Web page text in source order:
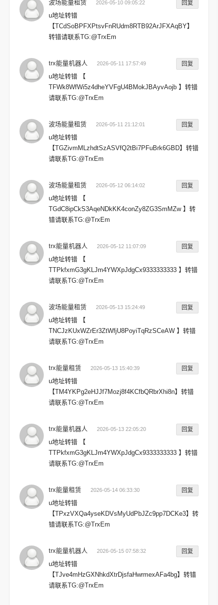
波场能量租赁 2026-05-10 09:05:22 回复
u地址转错
【TCdSoBPFXPtsvFnRUdm8RTB92ArJFXAqBY】
转错请联系TG:@TrxEm
trx能量机器人 2026-05-11 17:57:49 回复
u地址转错 【
TFWk8WfWi5z4dheYVFgU4BMokJBAyvAojb 】转错
请联系TG:@TrxEm
波场能量租赁 2026-05-11 21:12:01 回复
u地址转错
【TGZivmMLzhdtSzASVfQ2tBi7PFuBrk6GBD】转错
请联系TG:@TrxEm
波场能量租赁 2026-05-12 06:14:02 回复
u地址转错 【
TGdC8ipCkS3AqeNDkKK4conZy8ZG3SmMZw 】转
错请联系TG:@TrxEm
trx能量机器人 2026-05-12 11:07:09 回复
u地址转错 【
TTPkfxmG3gKLJm4YWXpJdgCx9333333333 】转错
请联系TG:@TrxEm
波场能量租赁 2026-05-13 15:24:49 回复
u地址转错 【
TNCJzKUxWZrEr3ZtWfjU8PoyiTqRzSCeAW 】转错
请联系TG:@TrxEm
trx能量租赁 2026-05-13 15:40:39 回复
u地址转错
【TM4YKPg2eHJJf7Mozj8f4KCfbQRbrXhi8n】转错
请联系TG:@TrxEm
trx能量机器人 2026-05-13 22:05:20 回复
u地址转错 【
TTPkfxmG3gKLJm4YWXpJdgCx9333333333 】转错
请联系TG:@TrxEm
trx能量租赁 2026-05-14 06:33:30 回复
u地址转错
【TPxzVXQa4yseKDVsMyUdPbJZc9pp7DCKe3】转
错请联系TG:@TrxEm
trx能量机器人 2026-05-15 07:58:32 回复
u地址转错
【TJve4mHzGXNhkdXtrDjsfaHwrmexAFa4bg】转错
请联系TG:@TrxEm